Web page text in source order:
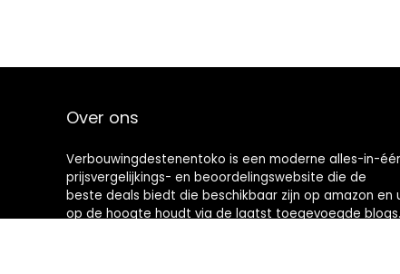
Over ons
Verbouwingdestenentoko is een moderne alles-in-
prijsvergelijkings- en beoordelingswebsite die de
beste deals biedt die beschikbaar zijn op amazon en
op de hoogte houdt via de laatst toegevoegde blogs.